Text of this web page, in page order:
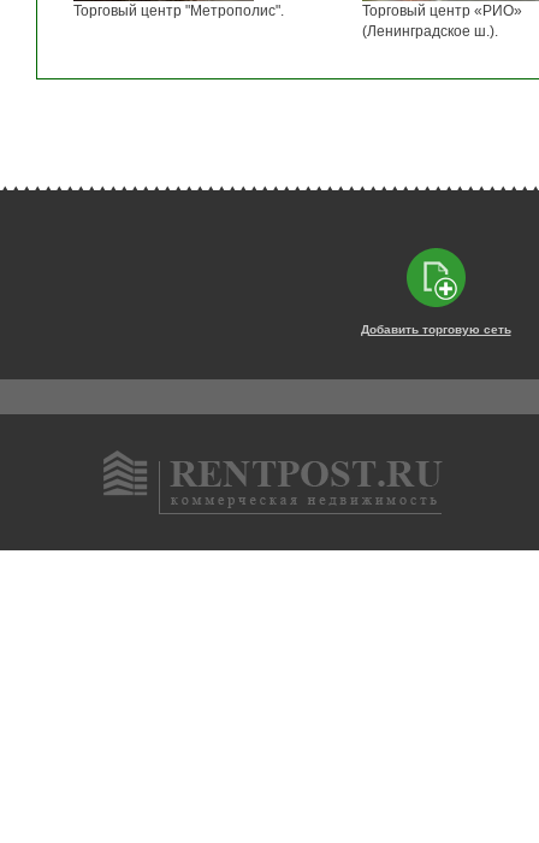
Торговый центр "Метрополис".
Торговый центр «РИО»
(Ленинградское ш.).
Добавить торговую сеть